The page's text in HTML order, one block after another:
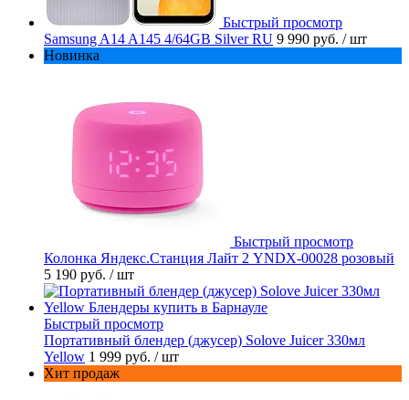
Быстрый просмотр
Samsung A14 A145 4/64GB Silver RU 9 990 руб. / шт
Новинка
Быстрый просмотр
Колонка Яндекс.Станция Лайт 2 YNDX-00028 розовый
5 190 руб. / шт
Быстрый просмотр
Портативный блендер (джусер) Solove Juicer 330мл
Yellow 1 999 руб. / шт
Хит продаж